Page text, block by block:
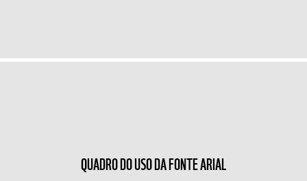
QUADRO DO USO DA FONTE ARIAL